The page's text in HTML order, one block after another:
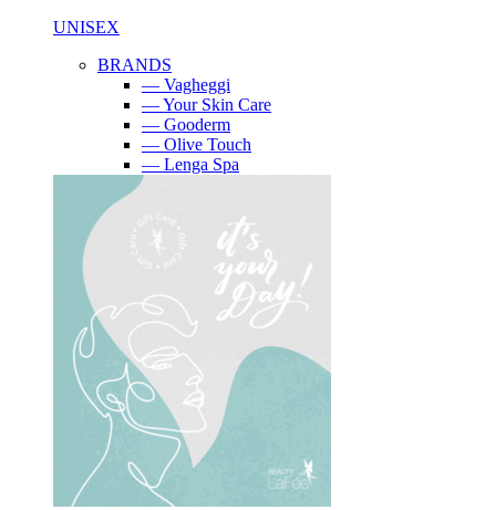
UNISEX
BRANDS
— Vagheggi
— Your Skin Care
— Gooderm
— Olive Touch
— Lenga Spa